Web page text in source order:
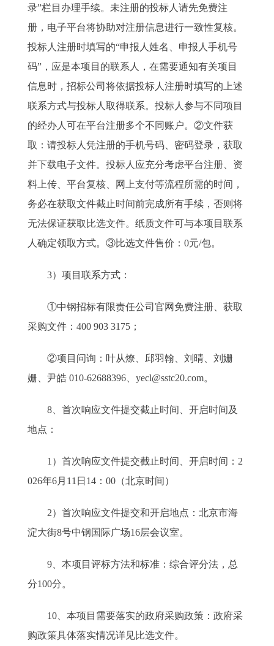
录”栏目办理手续。未注册的投标人请先免费注
册，电子平台将协助对注册信息进行一致性复核。
投标人注册时填写的“申报人姓名、申报人手机号
码”，应是本项目的联系人，在需要通知有关项目
信息时，招标公司将依据投标人注册时填写的上述
联系方式与投标人取得联系。投标人参与不同项目
的经办人可在平台注册多个不同账户。②文件获
取：请投标人凭注册的手机号码、密码登录，获取
并下载电子文件。投标人应充分考虑平台注册、资
料上传、平台复核、网上支付等流程所需的时间，
务必在获取文件截止时间前完成所有手续，否则将
无法保证获取比选文件。纸质文件可与本项目联系
人确定领取方式。③比选文件售价：0元/包。
3）项目联系方式：
①中钢招标有限责任公司官网免费注册、获取
采购文件：400 903 3175；
②项目问询：叶从燎、邱羽翰、刘晴、刘姗
姗、尹皓 010-62688396、yecl@sstc20.com。
8、首次响应文件提交截止时间、开启时间及
地点：
1）首次响应文件提交截止时间、开启时间：2
026年6月11日14：00（北京时间）
2）首次响应文件提交和开启地点：北京市海
淀大街8号中钢国际广场16层会议室。
9、本项目评标方法和标准：综合评分法，总
分100分。
10、本项目需要落实的政府采购政策：政府采
购政策具体落实情况详见比选文件。